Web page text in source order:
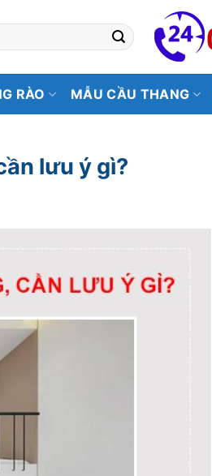
RÀO MẪU CẦU THANG
lưu ý gì?